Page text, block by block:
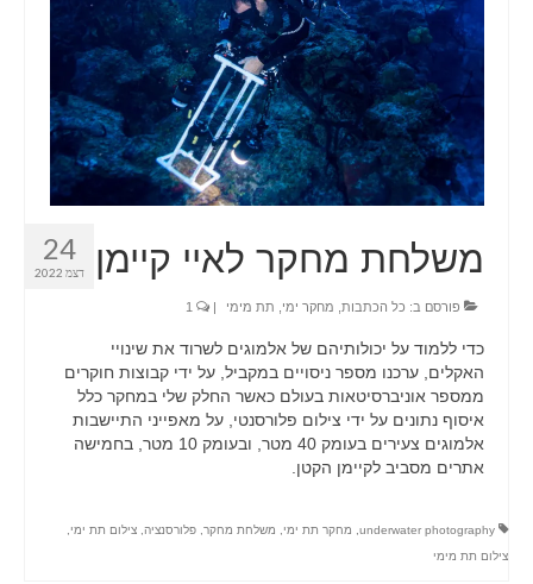
LIGHTBOX
CART
PORTFOLIO
BLOG
24
דצמ 2022 משלחת מחקר לאיי קיימן
פורסם ב: כל הכתבות מחקר ימי תת מימי |
כדי ללמוד על יכולותיהם של אלמוגים לשרוד את שינויי
האקלים, ערכנו מספר ניסויים במקביל, על ידי קבוצות חוקרים
ממספר אוניברסיטאות בעולם כאשר החלק שלי במחקר כלל
איסוף נתונים על ידי צילום פלורסנטי, על מאפייני התיישבות
אלמוגים צעירים בעומק 40 מטר, ובעומק 10 מטר, בחמישה
אתרים מסביב לקיימן הקטן.
underwater photography מחקר תת ימי משלחת מחקר פלורסנציה צילום תת ימי
צילום תת מימי